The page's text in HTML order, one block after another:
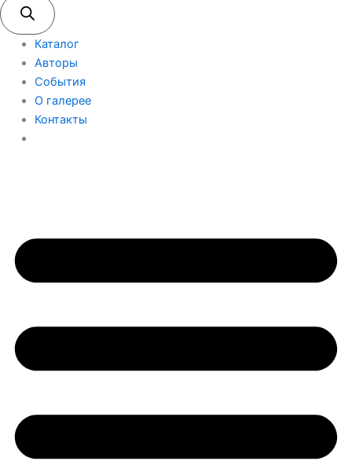
Каталог
Авторы
События
О галерее
Контакты